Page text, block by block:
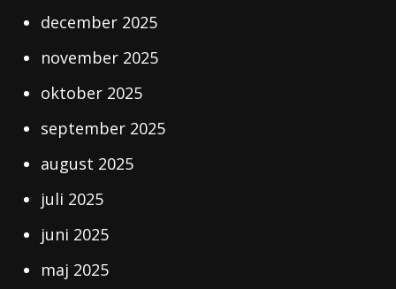
december 2025
november 2025
oktober 2025
september 2025
august 2025
juli 2025
juni 2025
maj 2025